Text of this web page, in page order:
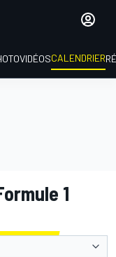
VIDÉOSCALENDRIER
1